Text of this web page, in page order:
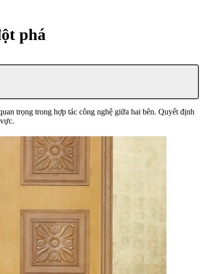
phá
trọng trong hợp tác công nghệ giữa hai bên. Quyết định